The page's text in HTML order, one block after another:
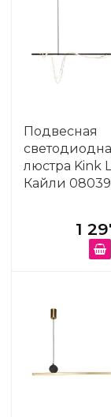
Подвесная
люстра Kink
Кайли
1